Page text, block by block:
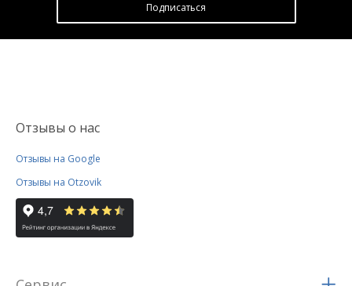
Подписатьcя
Отзывы о нас
Отзывы на Google
Отзывы на Otzovik